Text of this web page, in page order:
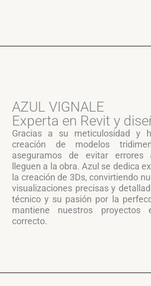
AZUL VIGNALE
Experta en Revit y
Gracias a su meticulosidad y
creación de modelos
aseguramos de evitar
lleguen a la obra. Azul se dedica
la creación de 3Ds, convirtiendo
visualizaciones precisas y
técnico y su pasión por la
mantiene nuestros
correcto.